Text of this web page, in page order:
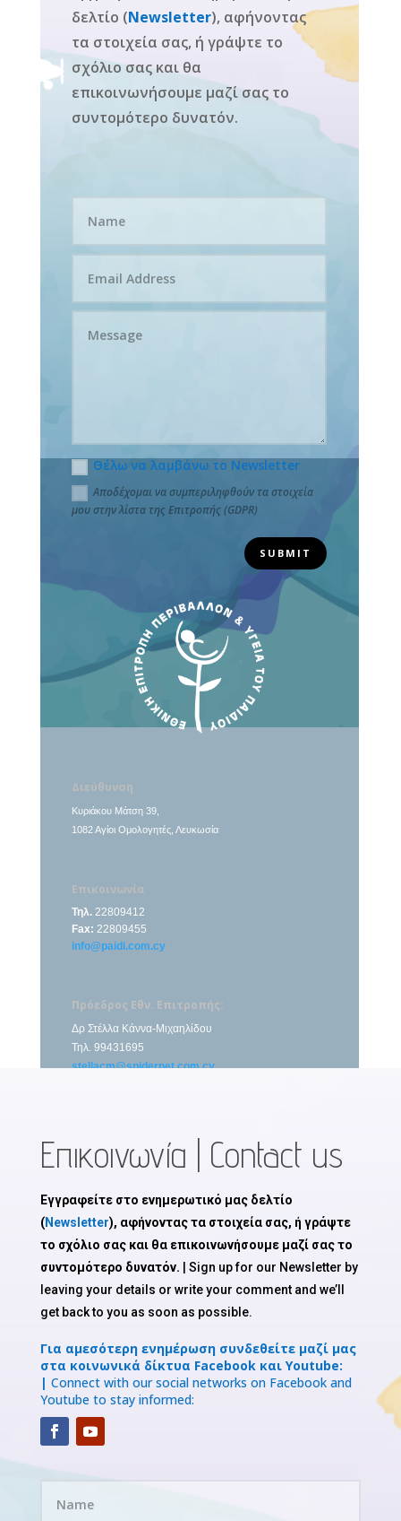
δελτίο (Newsletter), αφήνοντας
τα στοιχεία σας, ή γράψτε το
σχόλιο σας και θα
επικοινωνήσουμε μαζί σας το
συντομότερο δυνατόν.
Θέλω να λαμβάνω το Newsletter
Αποδέχομαι να συμπεριληφθούν τα στοιχεία
μου στην λίστα της Επιτροπής (GDPR)
SUBMIT
Διεύθυνση
Κυριάκου Μάτση 39,
1082 Αγίοι Ομολογητές, Λευκωσία
Επικοινωνία
Τηλ. 22809412
Fax: 22809455
info@paidi.com.cy
Πρόεδρος Εθν. Επιτροπής:
Δρ Στέλλα Κάννα-Μιχαηλίδου
Τηλ. 99431695
stellacm@spidernet.com.cy
Επικοινωνία | Contact us
Εγγραφείτε στο ενημερωτικό μας δελτίο
(Newsletter), αφήνοντας τα στοιχεία σας, ή γράψτε
το σχόλιο σας και θα επικοινωνήσουμε μαζί σας το
συντομότερο δυνατόν. | Sign up for our Newsletter by
leaving your details or write your comment and we’ll
get back to you as soon as possible.
Για αμεσότερη ενημέρωση συνδεθείτε μαζί μας
στα κοινωνικά δίκτυα Facebook και Youtube:
| Connect with our social networks on Facebook and
Youtube to stay informed: